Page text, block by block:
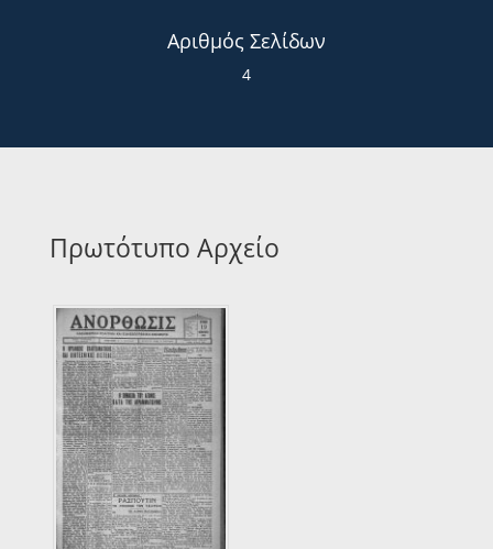
Αριθμός Σελίδων
4
Πρωτότυπο Αρχείο